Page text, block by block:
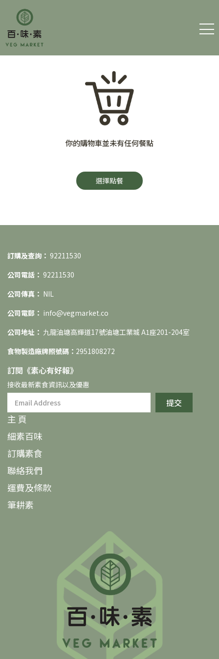
細素百味
訂購素食
聯絡我們
運費及條款
你的購物車並未有任何餐點
選擇點餐
訂購及查詢： 92211530
公司電話： 92211530
公司傳真： NIL
公司電郵： info@vegmarket.co
公司地址： 九龍油塘高輝道17號油塘工業城 A1座201-204室
食物製造廠牌照號碼： 2951808272
訂閱《素⼼有好報》
接收最新素食資訊以及優惠
提交
主 頁
細素百味
訂購素食
聯絡我們
運費及條款
筆耕素